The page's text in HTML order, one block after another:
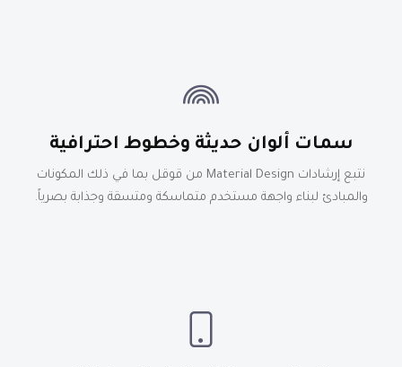
سمات ألوان حديثة وخطوط احترافية
نتبع إرشادات Material Design من قوقل بما في ذلك المكونات
والمبادئ لبناء واجهة مستخدم متماسكة ومتسقة وجذابة بصرياً.